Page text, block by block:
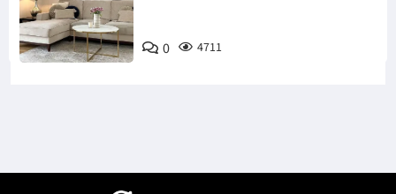
0 4711